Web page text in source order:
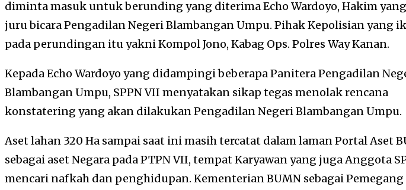
diminta masuk untuk berunding yang diterima Echo Wardoyo, Hakim
juru bicara Pengadilan Negeri Blambangan Umpu. Pihak Kepolisian yang
pada perundingan itu yakni Kompol Jono, Kabag Ops. Polres Way Kanan.
Kepada Echo Wardoyo yang didampingi beberapa Panitera Pengadilan
Blambangan Umpu, SPPN VII menyatakan sikap tegas menolak rencana
konstatering yang akan dilakukan Pengadilan Negeri Blambangan Umpu.
Aset lahan 320 Ha sampai saat ini masih tercatat dalam laman Portal Aset
sebagai aset Negara pada PTPN VII, tempat Karyawan yang juga Anggota
mencari nafkah dan penghidupan. Kementerian BUMN sebagai Pemegang